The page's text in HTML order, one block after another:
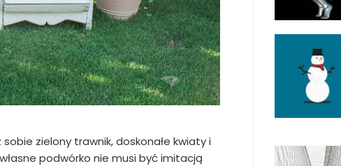
zielony trawnik, doskonałe kwiaty i
podwórko nie musi być imitacją